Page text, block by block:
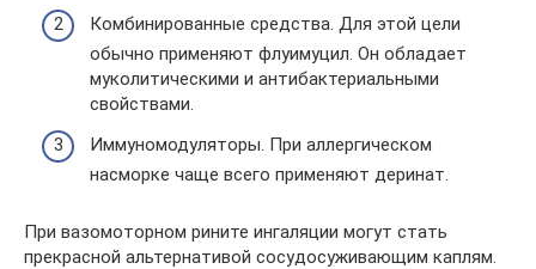
Комбинированные средства. Для этой цели
обычно применяют флуимуцил. Он обладает
муколитическими и антибактериальными
свойствами.
Иммуномодуляторы. При аллергическом
насморке чаще всего применяют деринат.
При вазомоторном рините ингаляции могут стать
прекрасной альтернативой сосудосуживающим каплям.